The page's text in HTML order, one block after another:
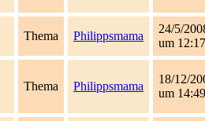
Thema Philippsmama
24/5/
um 12:17
Thema Philippsmama
18/12/
um 14:49